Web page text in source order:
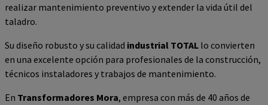
realizar mantenimiento preventivo y extender la vida útil del
taladro.
Su diseño robusto y su calidad industrial TOTAL lo convierten
en una excelente opción para profesionales de la construcción,
técnicos instaladores y trabajos de mantenimiento.
En Transformadores Mora, empresa con más de 40 años de